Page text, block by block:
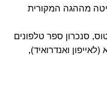
מההגה המקורית
‏סנכרון ספר טלפונים
ואנדרואיד),